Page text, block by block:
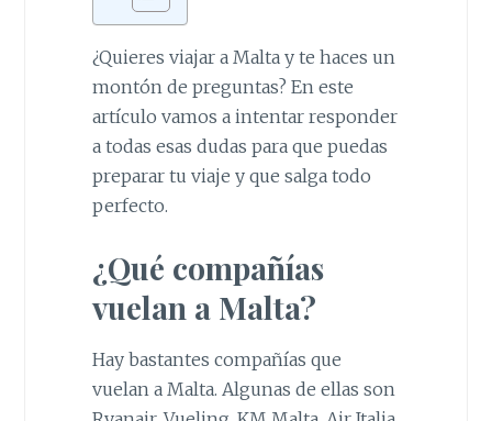
¿Quieres viajar a Malta y te haces un
montón de preguntas? En este
artículo vamos a intentar responder
a todas esas dudas para que puedas
preparar tu viaje y que salga todo
perfecto.
¿Qué compañías
vuelan a Malta?
Hay bastantes compañías que
vuelan a Malta. Algunas de ellas son